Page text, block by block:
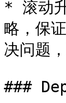
* 滚动
略，保
决问题
###